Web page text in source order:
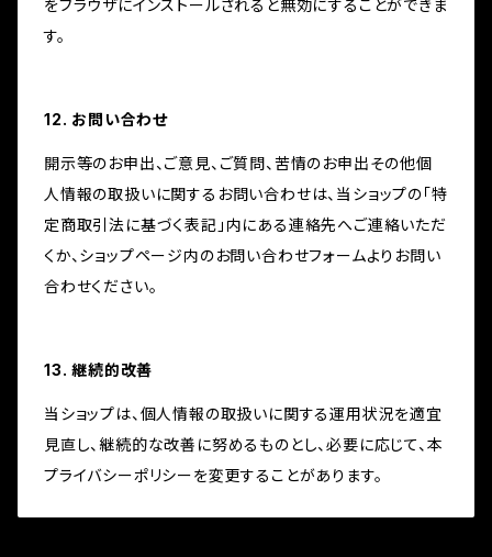
をブラウザにインストールされると無効にすることができま
す。
12. お問い合わせ
開示等のお申出、ご意見、ご質問、苦情のお申出その他個
人情報の取扱いに関するお問い合わせは、当ショップの「特
定商取引法に基づく表記」内にある連絡先へご連絡いただ
くか、ショップページ内のお問い合わせフォームよりお問い
合わせください。
13. 継続的改善
当ショップは、個人情報の取扱いに関する運用状況を適宜
見直し、継続的な改善に努めるものとし、必要に応じて、本
プライバシーポリシーを変更することがあります。